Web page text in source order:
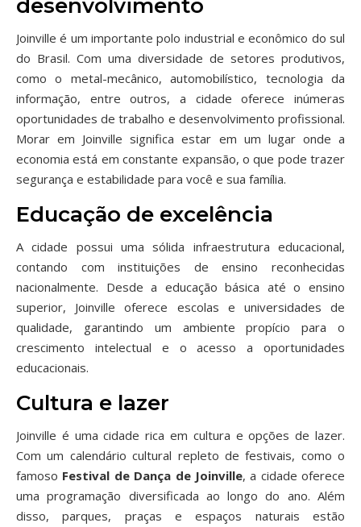
desenvolvimento
Joinville é um importante polo industrial e econômico do sul
do Brasil. Com uma diversidade de setores produtivos,
como o metal-mecânico, automobilístico, tecnologia da
informação, entre outros, a cidade oferece inúmeras
oportunidades de trabalho e desenvolvimento profissional.
Morar em Joinville significa estar em um lugar onde a
economia está em constante expansão, o que pode trazer
segurança e estabilidade para você e sua família.
Educação de excelência
A cidade possui uma sólida infraestrutura educacional,
contando com instituições de ensino reconhecidas
nacionalmente. Desde a educação básica até o ensino
superior, Joinville oferece escolas e universidades de
qualidade, garantindo um ambiente propício para o
crescimento intelectual e o acesso a oportunidades
educacionais.
Cultura e lazer
Joinville é uma cidade rica em cultura e opções de lazer.
Com um calendário cultural repleto de festivais, como o
famoso Festival de Dança de Joinville, a cidade oferece
uma programação diversificada ao longo do ano. Além
disso, parques, praças e espaços naturais estão